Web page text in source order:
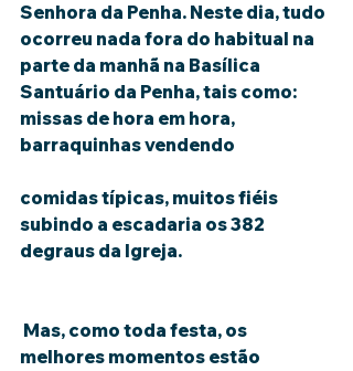
Senhora da Penha. Neste dia, tudo
ocorreu nada fora do habitual na
parte da manhã na Basílica
Santuário da Penha, tais como:
missas de hora em hora,
barraquinhas vendendo
comidas típicas, muitos fiéis
subindo a escadaria os 382
degraus da Igreja.
melhores momentos estão